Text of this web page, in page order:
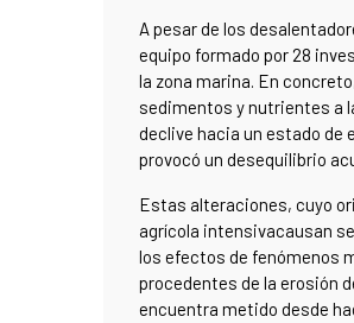
A pesar de los
equipo formado por 28
la zona marina. En
sedimentos y nutrientes a
declive hacia un estado de
provocó un desequilibrio
Estas alteraciones, cuyo
agrícola intensivacausan
los efectos de fenómenos
procedentes de la erosión
encuentra metido desde